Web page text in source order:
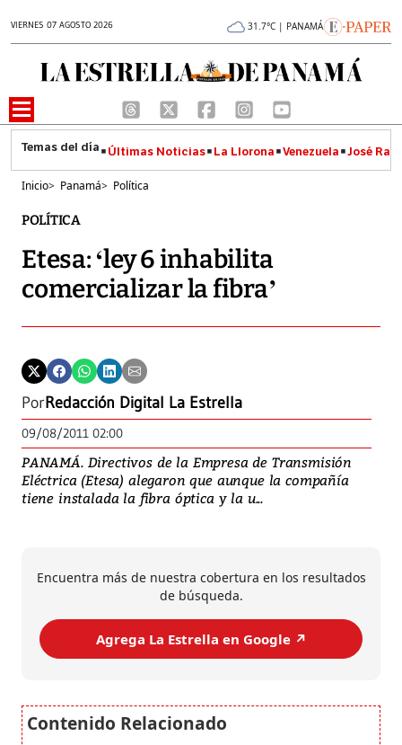
VIERNES 07 AGOSTO 2026 31.7°C | PANAMÁ
Últimas Noticias La Llorona Venezuela José
Inicio> Panamá> Política
POLÍTICA
Etesa: ‘ley 6 inhabilita
comercializar la fibra’
PorRedacción Digital La Estrella
09/08/2011 02:00
PANAMÁ. Directivos de la Empresa de Transmisión
Eléctrica (Etesa) alegaron que aunque la compañía
tiene instalada la fibra óptica y la u...
Encuentra más de nuestra cobertura en los resultados
de búsqueda.
Agrega La Estrella en Google ↗️